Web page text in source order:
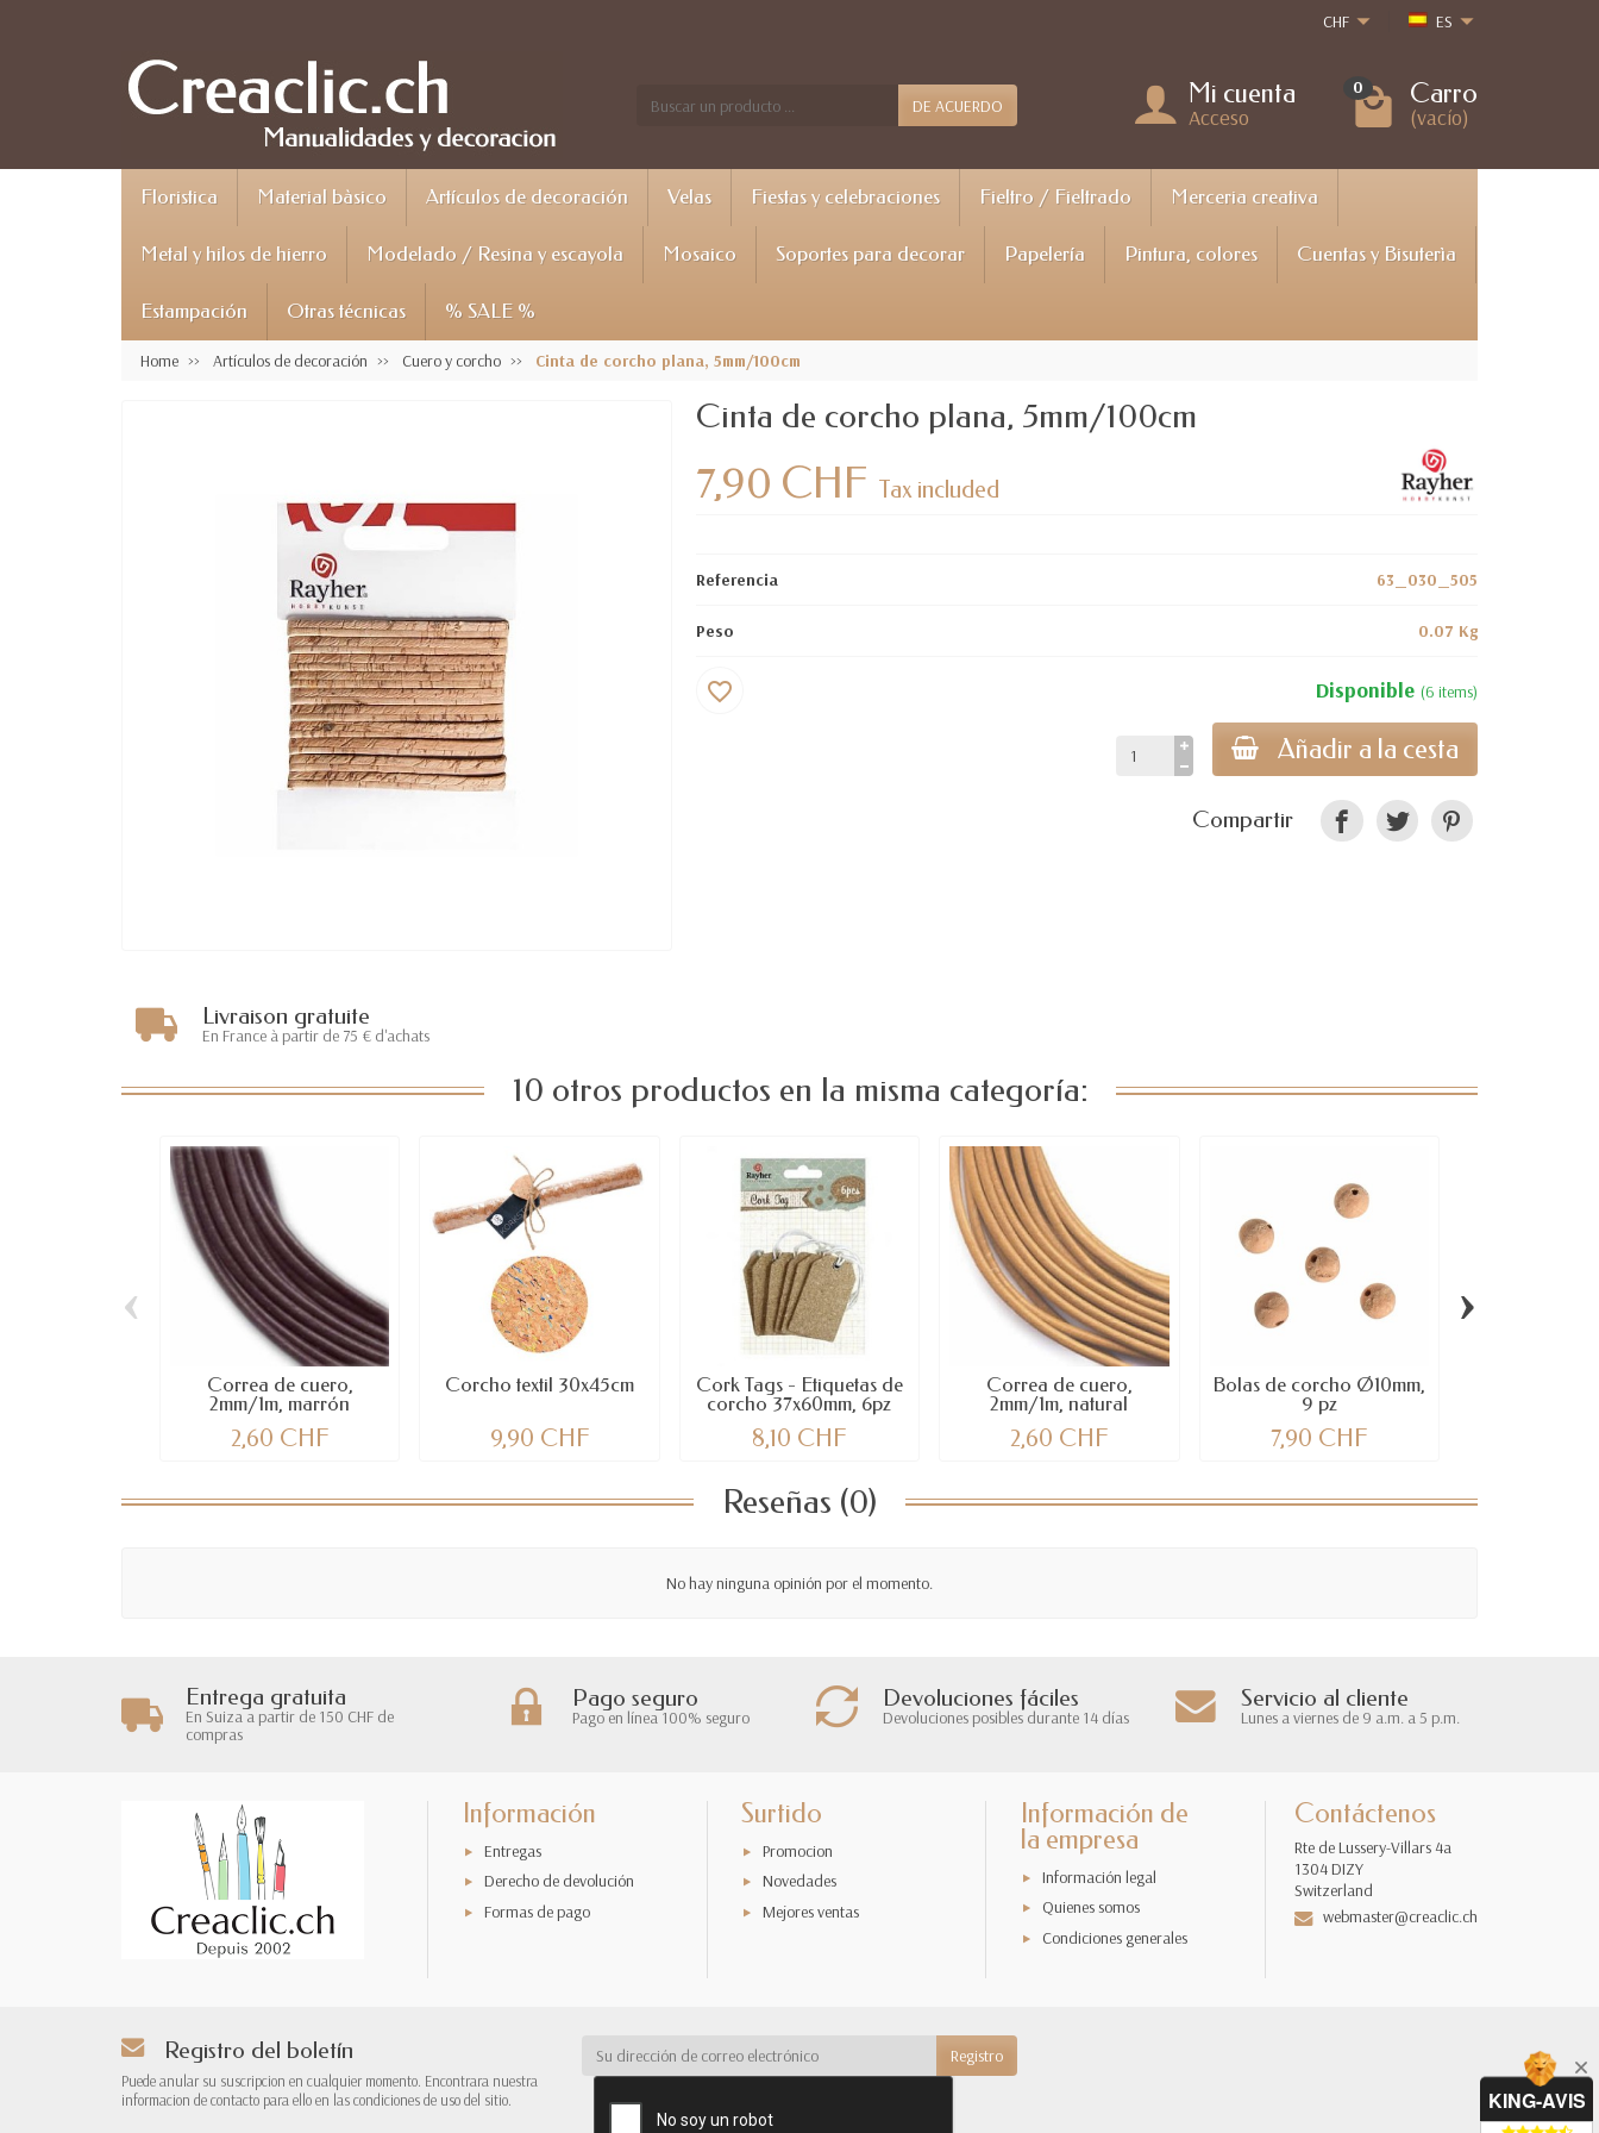
CHF ES
DE ACUERDO Mi cuenta
Acceso
0 Carro
(vacío)
Floristica Material bàsico Artículos de decoración Velas Fiestas y celebraciones Fieltro / Fieltrado Merceria creativa
Metal y hilos de hierro Modelado / Resina y escayola Mosaico Soportes para decorar Papelería Pintura, colores Cuentas y Bisuterìa
Estampación Otras técnicas % SALE %
Home Artículos de decoración Cuero y corcho Cinta de corcho plana, 5mm/100cm
Cinta de corcho plana, 5mm/100cm
7,90 CHF Tax included
Referencia 63_030_505
Peso 0.07 Kg
Disponible (6 items)
Añadir a la cesta
favorite_border
Compartir
Livraison gratuite
En France à partir de 75 € d'achats
10 otros productos en la misma categoría:
Correa de cuero,
2mm/1m, marrón
2,60 CHF
Corcho textil 30x45cm
9,90 CHF
Cork Tags - Etiquetas de
corcho 37x60mm, 6pz
8,10 CHF
Correa de cuero,
2mm/1m, natural
2,60 CHF
Bolas de corcho Ø10mm,
9 pz
7,90 CHF
‹ ›
Reseñas (0)
No hay ninguna opinión por el momento.
Entrega gratuita
En Suiza a partir de 150 CHF de
compras
Pago seguro
Pago en línea 100% seguro
Devoluciones fáciles
Devoluciones posibles durante 14 días
Servicio al cliente
Lunes a viernes de 9 a.m. a 5 p.m.
Información
Entregas
Derecho de devolución
Formas de pago
Surtido
Promocion
Novedades
Mejores ventas
Información de
la empresa
Información legal
Quienes somos
Condiciones generales
Contáctenos
Rte de Lussery-Villars 4a
1304 DIZY
Switzerland
webmaster@creaclic.ch
Registro del boletín
Puede anular su suscripcion en cualquier momento. Encontrara nuestra
informacion de contacto para ello en las condiciones de uso del sitio.
KING-AVIS